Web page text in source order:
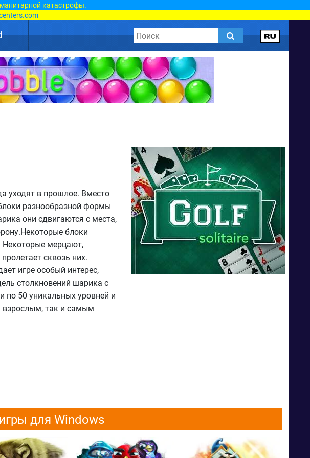
катастрофы.
уходят в прошлое. Вместо
разнообразной формы
они сдвигаются с места,
блоки
Некоторые мерцают,
сквозь них.
игре особый интерес,
столкновений шарика с
по 50 уникальных уровней и
взрослым, так и самым
для Windows